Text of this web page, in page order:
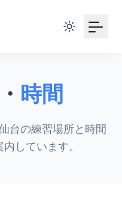
時間
台の練習場所と時間
しています。
Google